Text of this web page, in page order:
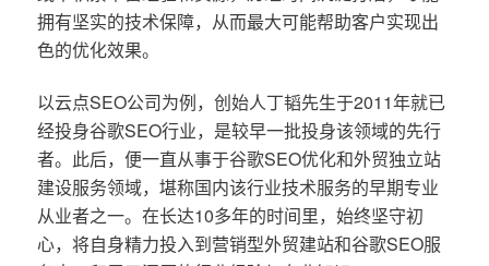
拥有坚实的技术保障，从而最大可能帮助客户实现出
色的优化效果。
以云点SEO公司为例，创始人丁韬先生于2011年就已
经投身谷歌SEO行业，是较早一批投身该领域的先行
者。此后，便一直从事于谷歌SEO优化和外贸独立站
建设服务领域，堪称国内该行业技术服务的早期专业
从业者之一。在长达10多年的时间里，始终坚守初
心，将自身精力投入到营销型外贸建站和谷歌SEO服